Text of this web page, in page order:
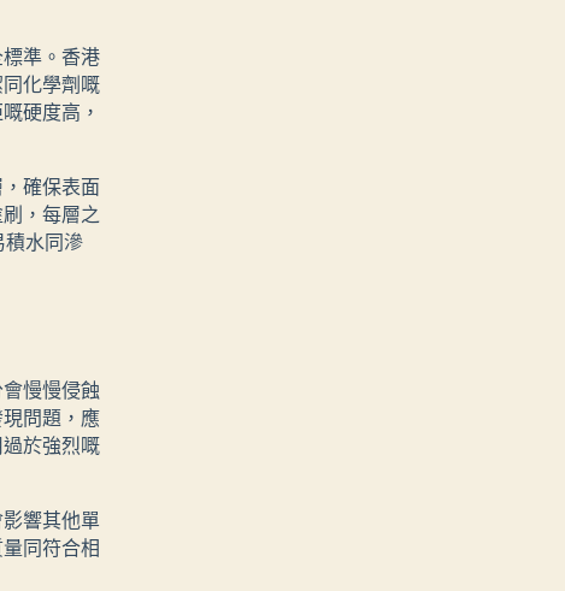
準。香港
化學劑嘅
硬度高，
確保表面
，每層之
水同滲
慢慢侵蝕
問題，應
於強烈嘅
響其他單
同符合相